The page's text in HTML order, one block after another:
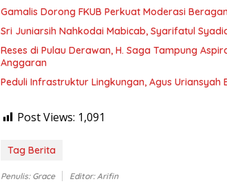
Gamalis Dorong FKUB Perkuat Moderasi
Sri Juniarsih Nahkodai Mabicab, Syarifatul
Reses di Pulau Derawan, H. Saga Tampung
Anggaran
Peduli Infrastruktur Lingkungan, Agus
Post Views: 1,091
Tag Berita
Penulis: Grace Editor: Arifin